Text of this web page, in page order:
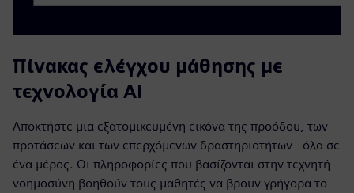
Πίνακας ελέγχου μάθησης με
τεχνολογία AI
Αποκτήστε μια εξατομικευμένη εικόνα της προόδου, των
προτάσεων και των επερχόμενων δραστηριοτήτων - όλα σε
ένα μέρος. Οι πληροφορίες που βασίζονται στην τεχνητή
νοημοσύνη βοηθούν τους μαθητές να βρουν γρήγορα το